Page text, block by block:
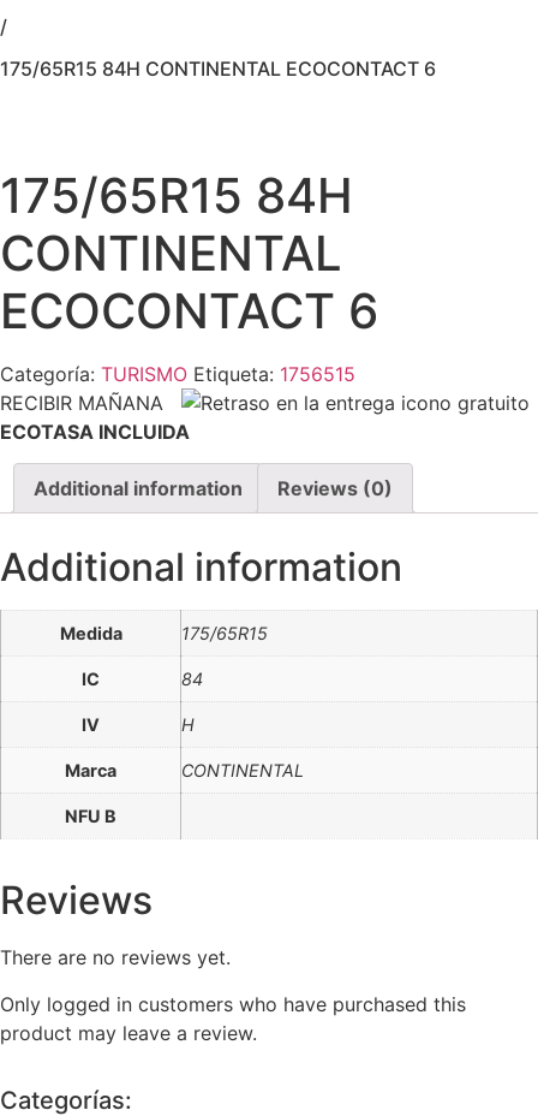
/
175/65R15 84H CONTINENTAL ECOCONTACT 6
175/65R15 84H
CONTINENTAL
ECOCONTACT 6
Categoría: TURISMO Etiqueta: 1756515
RECIBIR MAÑANA
ECOTASA INCLUIDA
Additional information Reviews (0)
Additional information
Medida 175/65R15
IC 84
IV H
Marca CONTINENTAL
NFU B
Reviews
There are no reviews yet.
Only logged in customers who have purchased this
product may leave a review.
Categorías: